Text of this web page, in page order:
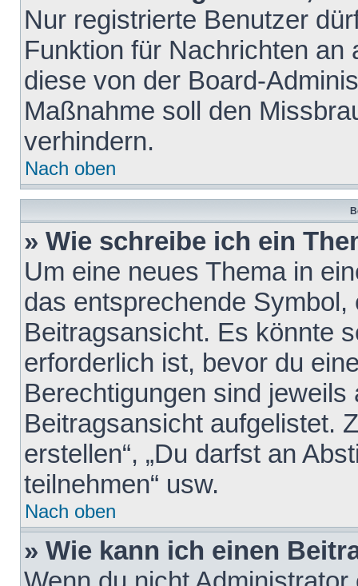
Nur registrierte Benutzer
Funktion für Nachrichten
diese von der Board-
Maßnahme soll den
verhindern.
Nach oben
» Wie schreibe ich ein
Um eine neues Thema in
das entsprechende
Beitragsansicht. Es könnte
erforderlich ist, bevor du
Berechtigungen sind
Beitragsansicht aufgelistet.
erstellen“, „Du darfst an
teilnehmen“ usw.
Nach oben
» Wie kann ich einen